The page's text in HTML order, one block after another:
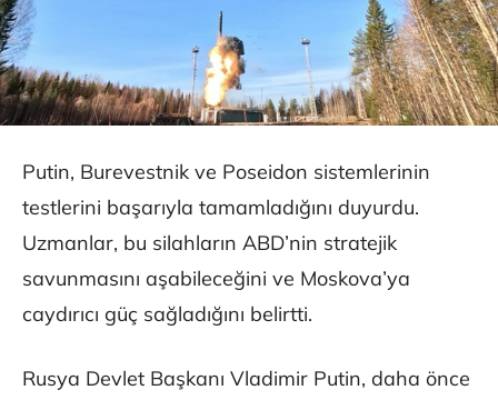
Putin, Burevestnik ve Poseidon sistemlerinin
testlerini başarıyla tamamladığını duyurdu.
Uzmanlar, bu silahların ABD’nin stratejik
savunmasını aşabileceğini ve Moskova’ya
caydırıcı güç sağladığını belirtti.
Rusya Devlet Başkanı Vladimir Putin, daha önce